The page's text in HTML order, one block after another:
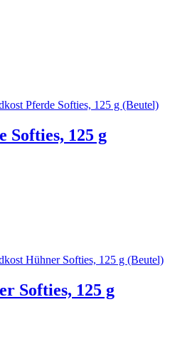
Softies, 125 g
Softies, 125 g